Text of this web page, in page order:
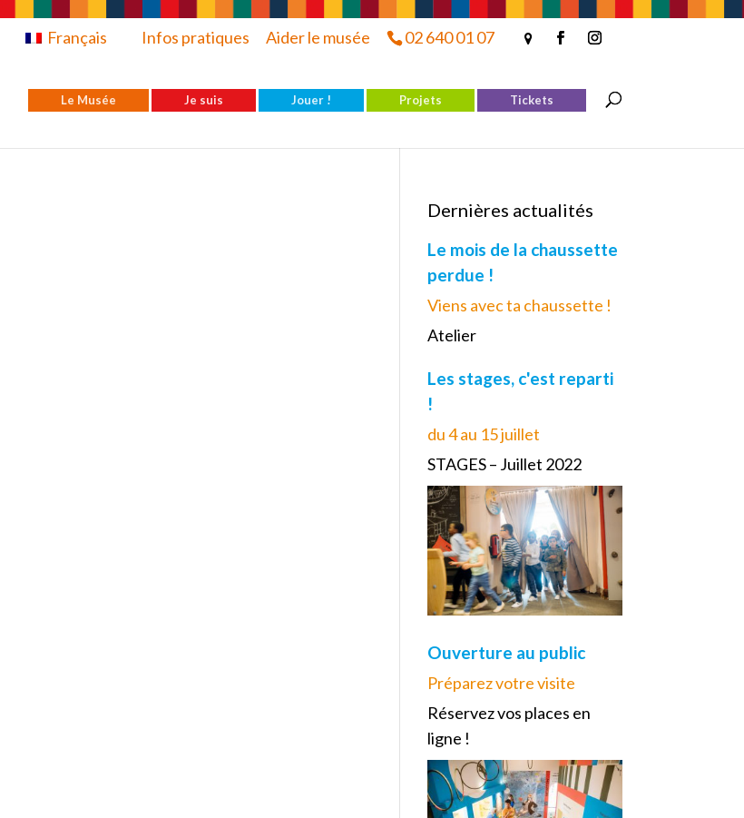
02 640 01 07
Français Infos pratiques Aider le musée
Le Musée Je suis Jouer ! Projets Tickets
Dernières actualités
Le mois de la chaussette
perdue !
Viens avec ta chaussette !
Atelier
Les stages, c'est reparti
!
du 4 au 15 juillet
STAGES – Juillet 2022
Ouverture au public
Préparez votre visite
Réservez vos places en
ligne !